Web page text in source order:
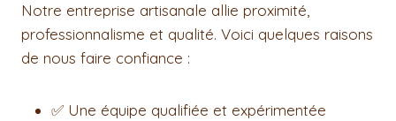
Notre entreprise artisanale allie proximité,
professionnalisme et qualité. Voici quelques raisons
de nous faire confiance :
✅ Une équipe qualifiée et expérimentée